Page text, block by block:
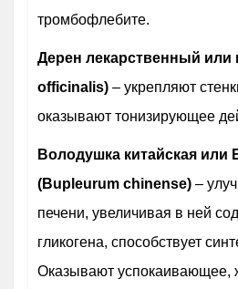
тромбофлебите.
Дерен лекарственный или
officinalis) – укрепляют
оказывают тонизирующее
Володушка китайская или
(Bupleurum chinense) –
печени, увеличивая в ней
гликогена, способствует
Оказывают успокаивающее,